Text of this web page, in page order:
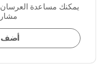
يمكنك مساعدة العرسان
أضف